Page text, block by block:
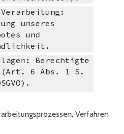
unseres
und
Berechtigte
(Art. 6 Abs. 1 S.
Verfahren